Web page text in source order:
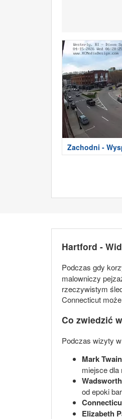
Zachodni -
Hartford -
Podczas gdy
malowniczy
rzeczywistym
Connecticut
Co zwiedzić
Podczas wizyty
Mark
miejsce dla
od epoki
Elizabeth